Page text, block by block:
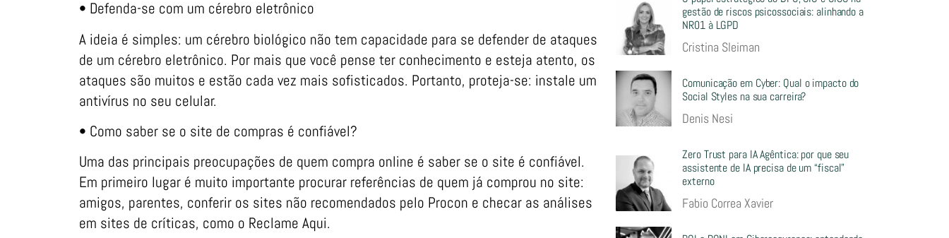
• Defenda-se com um cérebro eletrônico
A ideia é simples: um cérebro biológico não tem capacidade para se defender de ataques
de um cérebro eletrônico. Por mais que você pense ter conhecimento e esteja atento, os
ataques são muitos e estão cada vez mais sofisticados. Portanto, proteja-se: instale um
antivírus no seu celular.
• Como saber se o site de compras é confiável?
Uma das principais preocupações de quem compra online é saber se o site é confiável.
Em primeiro lugar é muito importante procurar referências de quem já comprou no site:
amigos, parentes, conferir os sites não recomendados pelo Procon e checar as análises
em sites de críticas, como o Reclame Aqui.
gestão de riscos psicossociais: alinhando a
NR01 à LGPD
Cristina Sleiman
Comunicação em Cyber: Qual o impacto do
Social Styles na sua carreira?
Denis Nesi
Zero Trust para IA Agêntica: por que seu
assistente de IA precisa de um “fiscal”
externo
Fabio Correa Xavier